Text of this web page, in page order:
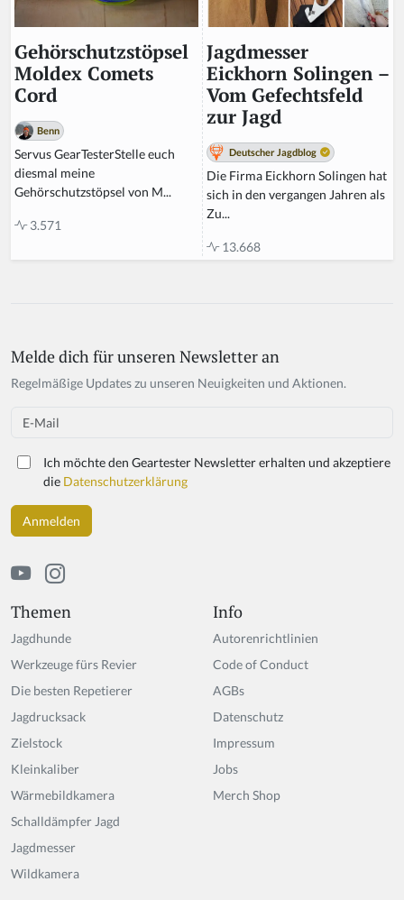
Gehörschutzstöpsel
Moldex Comets
Cord
Benn
Servus GearTesterStelle euch
diesmal meine
Gehörschutzstöpsel von M...
3.571
Jagdmesser
Eickhorn Solingen –
Vom Gefechtsfeld
zur Jagd
Deutscher Jagdblog
Die Firma Eickhorn Solingen hat
sich in den vergangen Jahren als
Zu...
13.668
Themen
Jagdhunde
Werkzeuge fürs Revier
Die besten Repetierer
Jagdrucksack
Zielstock
Kleinkaliber
Wärmebildkamera
Schalldämpfer Jagd
Jagdmesser
Wildkamera
Info
Autorenrichtlinien
Code of Conduct
AGBs
Datenschutz
Impressum
Jobs
Merch Shop
Melde dich für unseren Newsletter an
Regelmäßige Updates zu unseren Neuigkeiten und Aktionen.
Email
Ich möchte den Geartester Newsletter erhalten und akzeptiere
die Datenschutzerklärung